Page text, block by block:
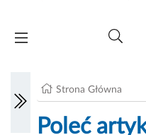
Strona Główna
Poleć